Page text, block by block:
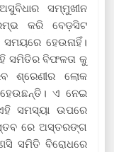
ସମ୍ମୁଖୀନ
କରି ବେଡ଼ସିଟ
ସମୟରେ ହେଉନାହିଁ।
ସମିତିର ବିଫଳତା କୁ
ଶ୍ରେଣୀର ଲୋକ
ଏ ନେଇ
ସମସ୍ୟା ଉପରେ
ରେ ଅସ୍ତରଙ୍ଗ
ସମିତି ବିରୋଧରେ